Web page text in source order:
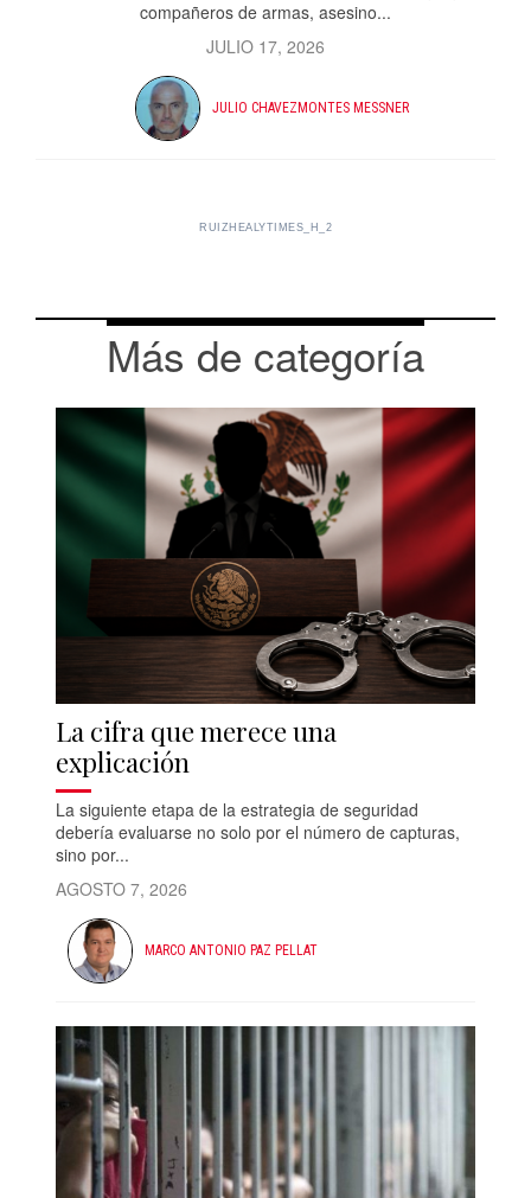
compañeros de armas, asesino...
JULIO 17, 2026
JULIO CHAVEZMONTES MESSNER
RUIZHEALYTIMES_H_2
Más de categoría
La cifra que merece una
explicación
La siguiente etapa de la estrategia de seguridad
debería evaluarse no solo por el número de capturas,
sino por...
AGOSTO 7, 2026
MARCO ANTONIO PAZ PELLAT